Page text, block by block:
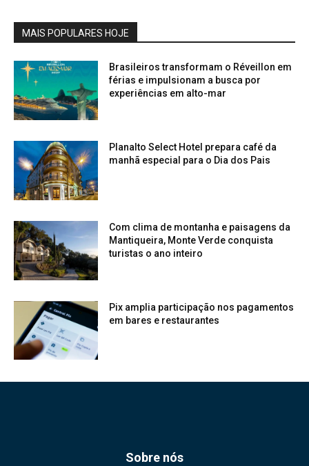
MAIS POPULARES HOJE
Brasileiros transformam o Réveillon em
férias e impulsionam a busca por
experiências em alto-mar
Planalto Select Hotel prepara café da
manhã especial para o Dia dos Pais
Com clima de montanha e paisagens da
Mantiqueira, Monte Verde conquista
turistas o ano inteiro
Pix amplia participação nos pagamentos
em bares e restaurantes
Sobre nós